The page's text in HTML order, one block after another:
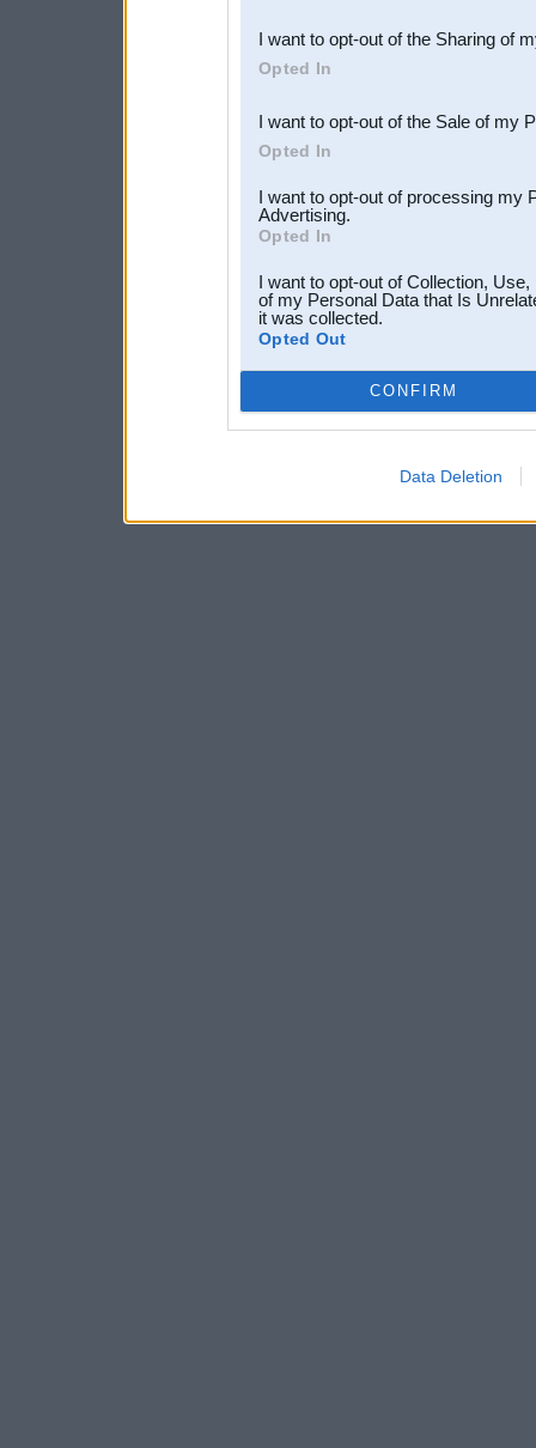
Downstream Participants
third parties.
I want to opt-out of the Sharing of
Opted In
I want to opt-out of the Sale of my
Opted In
I want to opt-out of processing my
Advertising.
Opted In
I want to opt-out of Collection,
of my Personal Data that Is
it was collected.
Opted Out
CONFIRM
Data Deletion